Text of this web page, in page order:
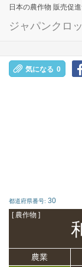
日本の農作物 販売促進
ジャパンクロ
気になる 0
都道府県番号: 30
[ 農作物 ]
農業